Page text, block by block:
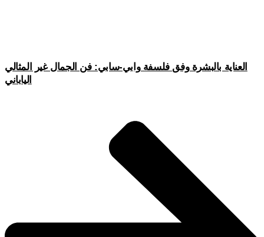
العناية بالبشرة وفق فلسفة وابي-سابي: فن الجمال غير المثالي
الياباني